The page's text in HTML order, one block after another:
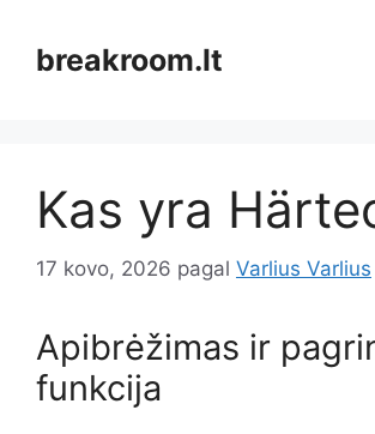
turiniobreakroom.lt
Kas yra
17 kovo, 2026 pagal Varlius Varlius
Apibrėžimas ir
funkcija